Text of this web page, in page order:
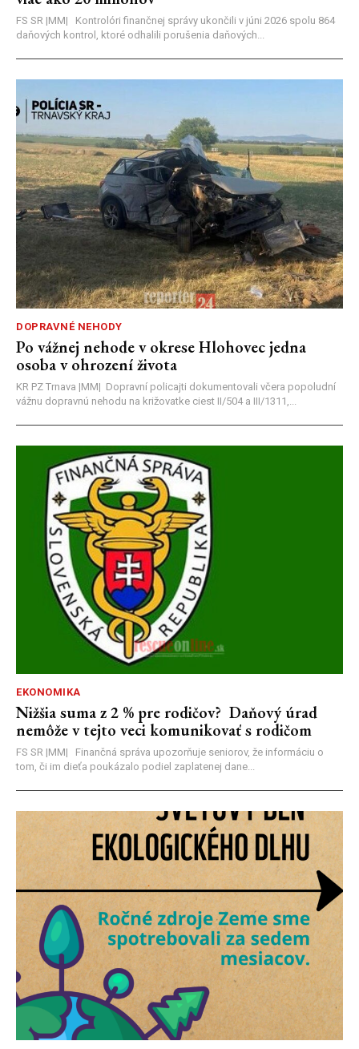
FS SR |MM| Kontrolóri finančnej správy ukončili v júni 2026 spolu 864
daňových kontrol, ktoré odhalili porušenia daňových...
DOPRAVNÉ NEHODY
Po vážnej nehode v okrese Hlohovec jedna
osoba v ohrození života
KR PZ Trnava |MM| Dopravní policajti dokumentovali včera popoludní
vážnu dopravnú nehodu na križovatke ciest II/504 a III/1311,...
EKONOMIKA
Nižšia suma z 2 % pre rodičov? Daňový úrad
nemôže v tejto veci komunikovať s rodičom
FS SR |MM| Finančná správa upozorňuje seniorov, že informáciu o
tom, či im dieťa poukázalo podiel zaplatenej dane...